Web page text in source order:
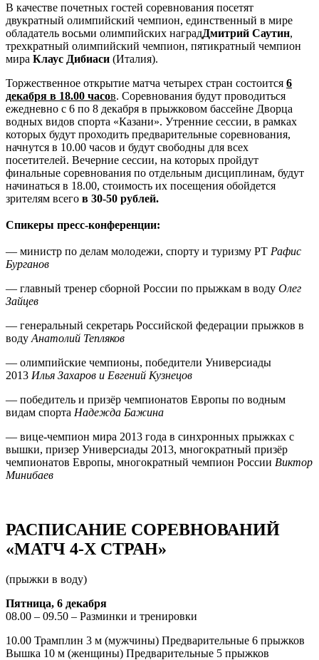
В качестве почетных гостей соревнования посетят
двукратный олимпийский чемпион, единственный в мире
обладатель восьми олимпийских наградДмитрий Саутин,
трехкратный олимпийский чемпион, пятикратный чемпион
мира Клаус Дибиаси (Италия).
Торжественное открытие матча четырех стран состоится 6
декабря в 18.00 часов. Соревнования будут проводиться
ежедневно с 6 по 8 декабря в прыжковом бассейне Дворца
водных видов спорта «Казани». Утренние сессии, в рамках
которых будут проходить предварительные соревнования,
начнутся в 10.00 часов и будут свободны для всех
посетителей. Вечерние сессии, на которых пройдут
финальные соревнования по отдельным дисциплинам, будут
начинаться в 18.00, стоимость их посещения обойдется
зрителям всего в 30-50 рублей.
Спикеры пресс-конференции:
— министр по делам молодежи, спорту и туризму РТ Рафис
Бурганов
— главный тренер сборной России по прыжкам в воду Олег
Зайцев
— генеральный секретарь Российской федерации прыжков в
воду Анатолий Тепляков
— олимпийские чемпионы, победители Универсиады
2013 Илья Захаров и Евгений Кузнецов
— победитель и призёр чемпионатов Европы по водным
видам спорта Надежда Бажина
— вице-чемпион мира 2013 года в синхронных прыжках с
вышки, призер Универсиады 2013, многократный призёр
чемпионатов Европы, многократный чемпион России Виктор
Минибаев
РАСПИСАНИЕ СОРЕВНОВАНИЙ
«МАТЧ 4-Х СТРАН»
(прыжки в воду)
Пятница, 6 декабря
08.00 – 09.50 – Разминки и тренировки
10.00 Трамплин 3 м (мужчины) Предварительные 6 прыжков
Вышка 10 м (женщины) Предварительные 5 прыжков